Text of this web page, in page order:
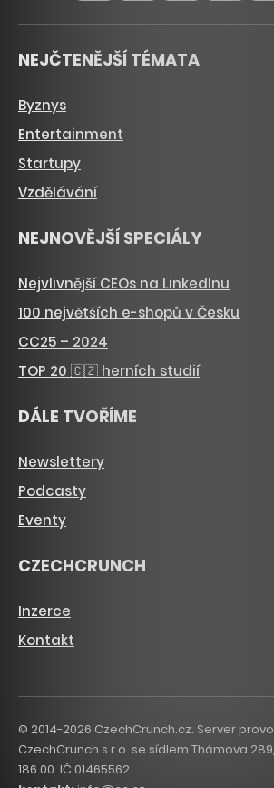
NEJČTENĚJŠÍ TÉMATA
Byznys
Entertainment
Startupy
Vzdělávání
NEJNOVĚJŠÍ SPECIÁLY
Nejvlivnější CEOs na LinkedInu
100 největších e-shopů v Česku
CC25 – 2024
TOP 20 🇨🇿 herních studií
DÁLE TVOŘÍME
Newslettery
Podcasty
Eventy
CZECHCRUNCH
Inzerce
Kontakt
© 2014-2026 CzechCrunch.cz. Server
CzechCrunch s.r.o. se sídlem Thámova
186 00. IČ 01465562.